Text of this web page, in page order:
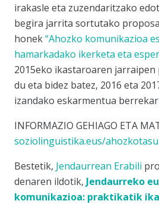
irakasle eta zuzendaritzako
begira jarrita sortutako
honek“Ahozko komunikazioa
hamarkadako ikerketa eta
2015eko ikastaroaren
du eta bidez batez, 2016 eta
izandako eskarmentua
INFORMAZIO GEHIAGO ETA
soziolinguistika.eus/
Bestetik, Jendaurrean Erabili
denaren ildotik, Jendaurreko
komunikazioa: praktikatik